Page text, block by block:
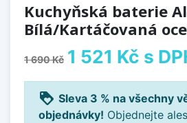
Kuchyňská baterie
Bílá/Kartáčovaná
1 690 Kč 1 521 Kč s
loyalty Sleva 3 % na všechny
objednávky! Objednejte